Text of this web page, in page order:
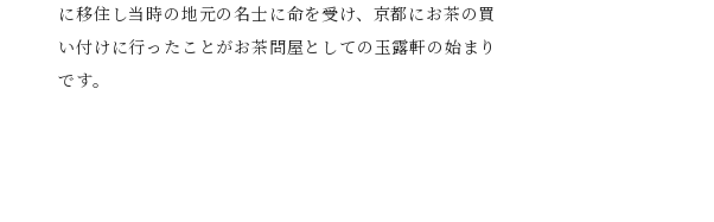
に移住し当時の地元の名士に命を受け、京都にお茶の買
い付けに行ったことがお茶問屋としての玉露軒の始まり
です。